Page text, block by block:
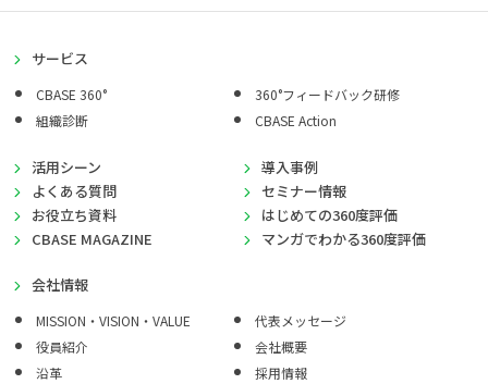
サービス
CBASE 360°
360°フィードバック研修
組織診断
CBASE Action
活用シーン
導入事例
よくある質問
セミナー情報
お役立ち資料
はじめての360度評価
CBASE MAGAZINE
マンガでわかる360度評価
会社情報
MISSION・VISION・VALUE
代表メッセージ
役員紹介
会社概要
沿革
採用情報